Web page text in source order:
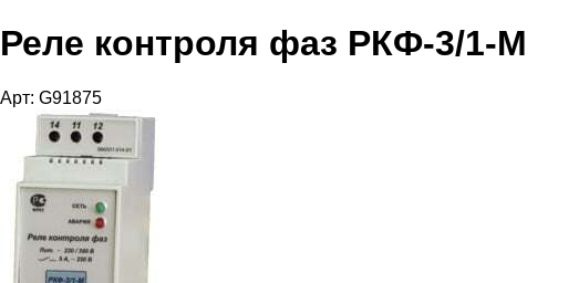
Реле контроля фаз РКФ-3/1-М
Арт: G91875